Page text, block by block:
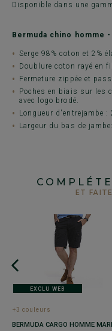
Disponible dans une
Bermuda chino homme -
Serge 98% coton et 2%
Doublure coton rayé en
Fermeture zippée et
Poches en biais sur les
avec logo brodé.
Longueur d'entrejambe :
Largeur du bas de
ET
EXCLU WEB
+3 couleurs
BERMUDA CARGO HOMME